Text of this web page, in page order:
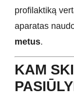
profilaktiką
aparatas
metus.
KAM